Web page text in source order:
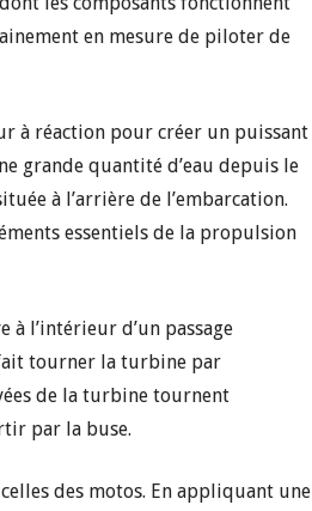
en mesure de piloter de
à réaction pour créer un puissant
grande quantité d’eau depuis le
à l’arrière de l’embarcation.
essentiels de la propulsion
l’intérieur d’un passage
tourner la turbine par
de la turbine tournent
par la buse.
des motos. En appliquant une